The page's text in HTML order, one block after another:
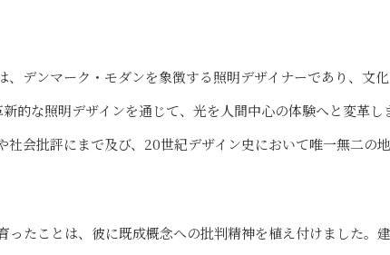
デンマーク・モダンを象徴する照明デザイナーであり、文
的な照明デザインを通じて、光を人間中心の体験へと変革し
会批評にまで及び、20世紀デザイン史において唯一無二の
たことは、彼に既成概念への批判精神を植え付けました。